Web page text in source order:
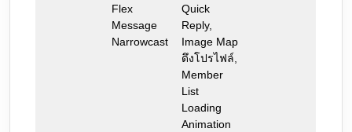
Flex
Message
Narrowcast
Quick
Reply,
Image Map
ดึงโปรไฟล์,
Member
List
Loading
Animation